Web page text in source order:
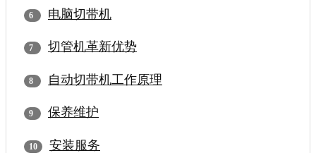
电脑切带机
切管机革新优势
自动切带机工作原理
保养维护
安装服务